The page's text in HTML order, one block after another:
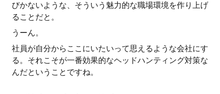
びかないような、そういう魅力的な職場環境を作り上げ
ることだと。
うーん。
社員が自分からここにいたいって思えるような会社にす
る。それこそが一番効果的なヘッドハンティング対策な
んだということですね。